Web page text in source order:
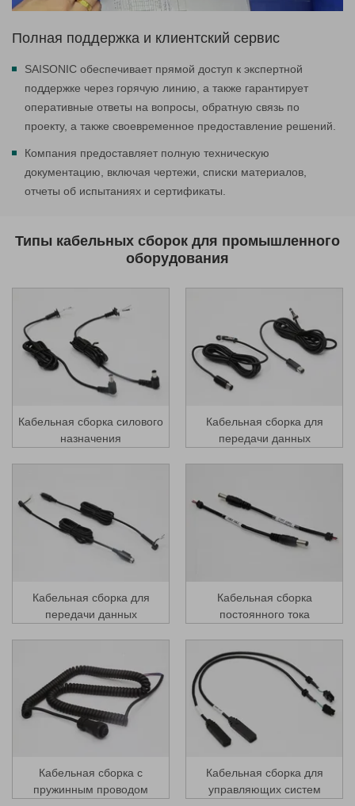
Полная поддержка и клиентский сервис
SAISONIC обеспечивает прямой доступ к экспертной
поддержке через горячую линию, а также гарантирует
оперативные ответы на вопросы, обратную связь по
проекту, а также своевременное предоставление решений.
Компания предоставляет полную техническую
документацию, включая чертежи, списки материалов,
отчеты об испытаниях и сертификаты.
Типы кабельных сборок для промышленного
оборудования
Кабельная сборка силового
назначения
Кабельная сборка для
передачи данных
Кабельная сборка для
передачи данных
Кабельная сборка
постоянного тока
Кабельная сборка с
пружинным проводом
Кабельная сборка для
управляющих систем